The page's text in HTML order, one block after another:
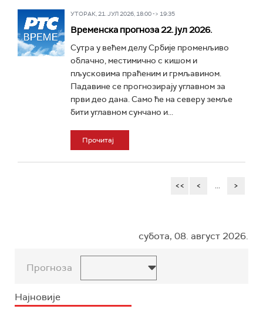
УТОРАК, 21. ЈУЛ 2026, 18:00 -> 19:35
Временска прогноза 22. јул 2026.
Сутра у већем делу Србије променљиво
облачно, местимично с кишом и
пљусковима праћеним и грмљавином.
Падавине се прогнозирају углавном за
први део дана. Само ће на северу земље
бити углавном сунчано и...
Прочитај
<< < ... >
субота, 08. август 2026.
Прогноза
Најновије